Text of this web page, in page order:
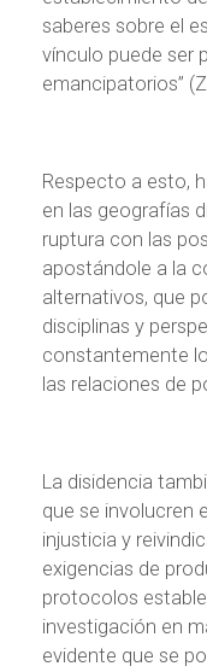
saberes sobre el
vínculo puede ser
emancipatorios”
Respecto a esto,
en las geografías
ruptura con las
apostándole a la
alternativos, que
disciplinas y
constantemente
las relaciones de
La disidencia
que se involucren
injusticia y
exigencias de
protocolos
investigación en
evidente que se